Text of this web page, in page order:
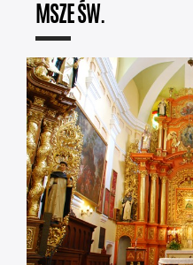
MSZE ŚW.